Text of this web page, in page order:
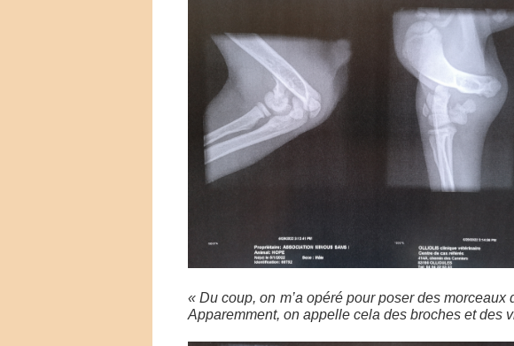
« Du coup, on m’a opéré pour poser des
Apparemment, on appelle cela des broches et des